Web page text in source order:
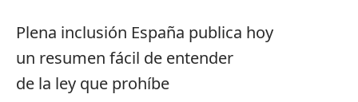
Plena inclusión España publica hoy
un resumen fácil de entender
de la ley que prohíbe